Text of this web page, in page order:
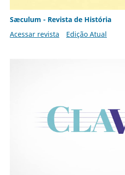
Sæculum - Revista de História
Acessar revista
Edição Atual